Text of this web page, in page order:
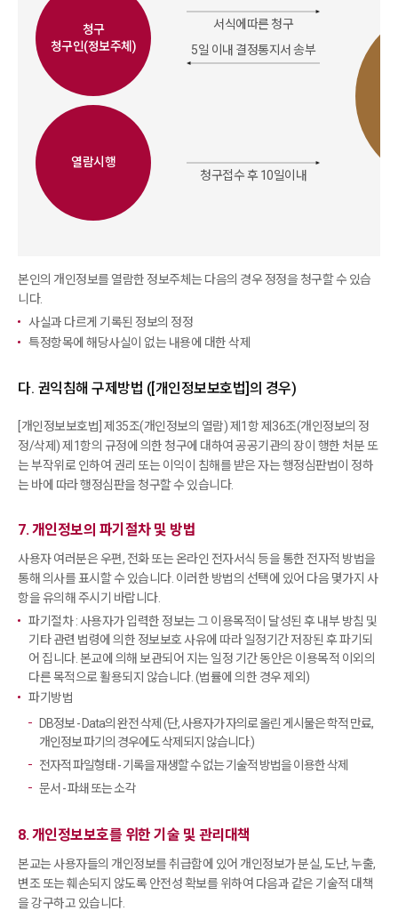
청구
청구인(정보주체)
서식에따른 청구
5일 이내 결정통지서 송부
열람시행
청구접수 후 10일이내
본인의 개인정보를 열람한 정보주체는 다음의 경우 정정을 청구할 수 있습
니다.
사실과 다르게 기록된 정보의 정정
특정항목에 해당사실이 없는 내용에 대한 삭제
다. 권익침해 구제방법 ([개인정보보호법]의 경우)
[개인정보보호법] 제35조(개인정보의 열람) 제1항 제36조(개인정보의 정
정/삭제) 제1항의 규정에 의한 청구에 대하여 공공기관의 장이 행한 처분 또
는 부작위로 인하여 권리 또는 이익이 침해를 받은 자는 행정심판법이 정하
는 바에 따라 행정심판을 청구할 수 있습니다.
7. 개인정보의 파기절차 및 방법
사용자 여러분은 우편, 전화 또는 온라인 전자서식 등을 통한 전자적 방법을
통해 의사를 표시할 수 있습니다. 이러한 방법의 선택에 있어 다음 몇가지 사
항을 유의해 주시기 바랍니다.
파기절차 : 사용자가 입력한 정보는 그 이용목적이 달성된 후 내부 방침 및
기타 관련 법령에 의한 정보보호 사유에 따라 일정기간 저장된 후 파기되
어 집니다. 본교에 의해 보관되어 지는 일정 기간 동안은 이용목적 이외의
다른 목적으로 활용되지 않습니다. (법률에 의한 경우 제외)
파기방법
DB정보 - Data의 완전 삭제 (단, 사용자가 자의로 올린 게시물은 학적 만료,
개인정보 파기의 경우에도 삭제되지 않습니다.)
전자적 파일형태 - 기록을 재생할 수 없는 기술적 방법을 이용한 삭제
문서 - 파쇄 또는 소각
8. 개인정보보호를 위한 기술 및 관리대책
본교는 사용자들의 개인정보를 취급함에 있어 개인정보가 분실, 도난, 누출,
변조 또는 훼손되지 않도록 안전성 확보를 위하여 다음과 같은 기술적 대책
을 강구하고 있습니다.